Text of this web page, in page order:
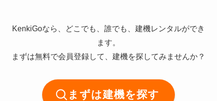
KenkiGoなら、どこでも、誰でも、建機レンタルができ
ます。
まずは無料で会員登録して、建機を探してみませんか？
まずは建機を探す